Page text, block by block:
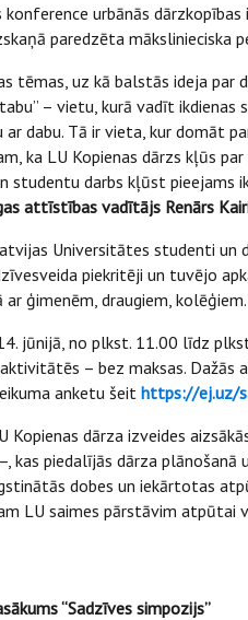
urbānās dārzkopības
paredzēta mākslinieciska
tēmas, uz kā balstās ideja par
– vietu, kurā vadīt ikdienas
dabu. Tā ir vieta, kur domāt
ka LU Kopienas dārzs kļūs
studentu darbs kļūst pieejams
attīstības vadītājs Renārs
Universitātes studenti un
piekritēji un tuvējo
ģimenēm, draugiem,
jūnijā, no plkst. 11.00 līdz
– bez maksas.
anketu šeit https://ej.uz/
dārza izveides
kas piedalījās dārza
dobes un iekārtotas
LU saimes pārstāvim atpūtai
“Sadzīves simpozijs”